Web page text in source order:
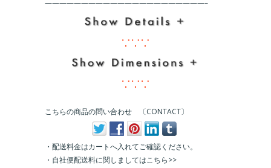
こちらの商品の問い合わせ 〔CONTACT〕
・配送料金はカートへ入れてご確認ください。
・ 自社便配送料に関しましてはこちら>>